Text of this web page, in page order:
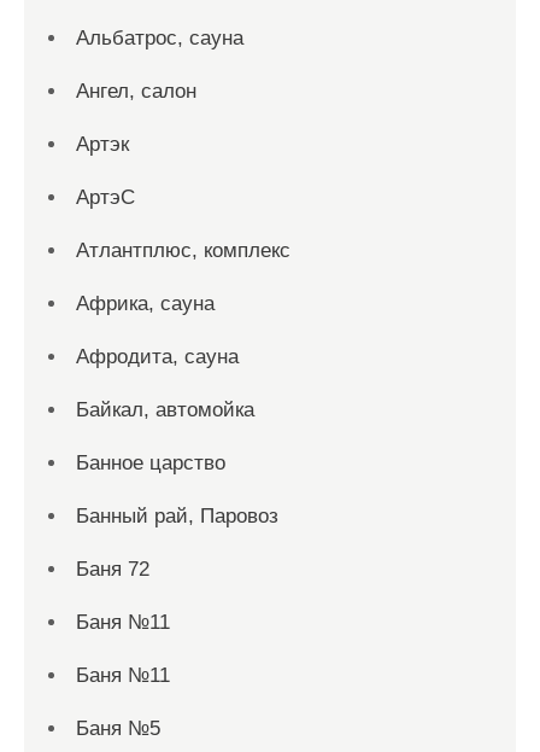
Альбатрос, сауна
Ангел, салон
Артэк
АртэС
Атлантплюс, комплекс
Африка, сауна
Афродита, сауна
Байкал, автомойка
Банное царство
Банный рай, Паровоз
Баня 72
Баня №11
Баня №11
Баня №5